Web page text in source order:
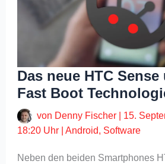
Das neue HTC
Fast Boot
von Denny Fischer
15.
18:20 Uhr |Android, Software
Neben den beiden Smartphones